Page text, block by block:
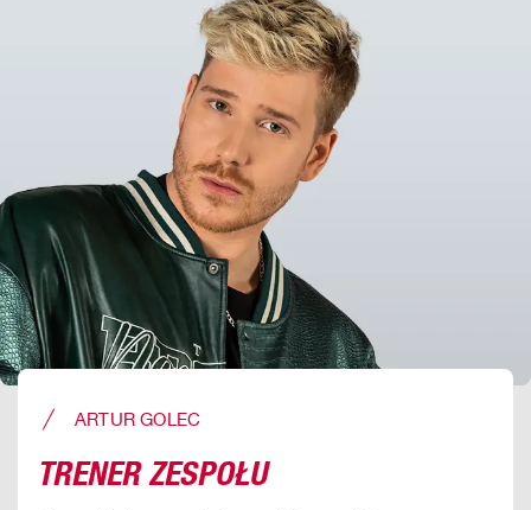
ARTUR GOLEC
TRENER ZESPOŁU